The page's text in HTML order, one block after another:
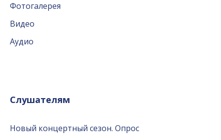
Фотогалерея
Видео
Аудио
Слушателям
Новый концертный сезон. Опрос